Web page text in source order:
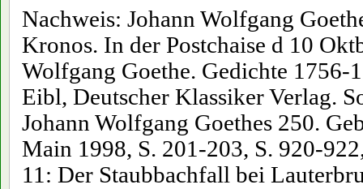
Nachweis: Johann Wolfgang
Kronos. In der Postchaise d 10
Wolfgang Goethe. Gedichte 1756-
Eibl, Deutscher Klassiker Verlag.
Johann Wolfgang Goethes 250.
Main 1998, S. 201-203, S. 920-
11: Der Staubbachfall bei